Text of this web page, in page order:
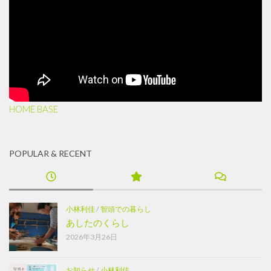
HOME BASE
POPULAR & RECENT
小林利佳/智頭での暮らし
あしたのくらし
2026年3月26日